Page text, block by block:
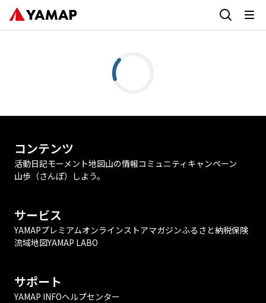
コンテンツ
活動日記モーメント地図山の情報コミュニティ キャンペーン
山歩（さんぽ）しよう。
サービス
YAMAPプレミアムオンラインストアマガジンふるさと納税保険
流域地図YAMAP LABO
サポート
YAMAP INFOヘルプセンター